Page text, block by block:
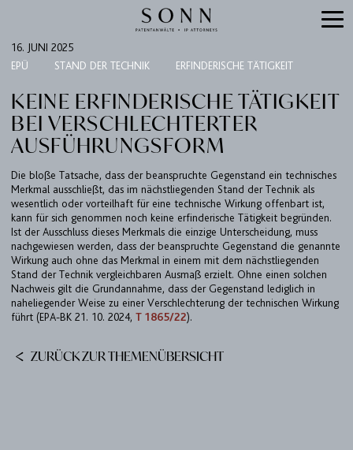
KANZLEI
EXPERTISEN
UPC
TEAM
KARRIERE
16. JUNI 2025
EPÜ
STAND DER TECHNIK ERFINDERISCHE TÄTIGKEIT
KEINE ERFINDERISCHE TÄTIGKEIT
BEI VERSCHLECHTERTER
AUSFÜHRUNGSFORM
Die bloße Tatsache, dass der beanspruchte Gegenstand ein technisches
Merkmal ausschließt, das im nächstliegenden Stand der Technik als
wesentlich oder vorteilhaft für eine technische Wirkung offenbart ist,
kann für sich genommen noch keine erfinderische Tätigkeit begründen.
Ist der Ausschluss dieses Merkmals die einzige Unterscheidung, muss
nachgewiesen werden, dass der beanspruchte Gegenstand die genannte
Wirkung auch ohne das Merkmal in einem mit dem nächstliegenden
Stand der Technik vergleichbaren Ausmaß erzielt. Ohne einen solchen
Nachweis gilt die Grundannahme, dass der Gegenstand lediglich in
naheliegender Weise zu einer Verschlechterung der technischen Wirkung
führt (EPA-BK 21. 10. 2024,T 1865/22).
ZURÜCK ZUR THEMENÜBERSICHT